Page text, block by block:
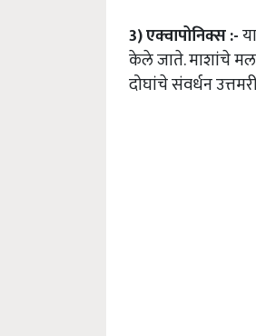
3)एक्वापोनिक्स:-
केले जाते. माशांचे
दोघांचे संवर्धन